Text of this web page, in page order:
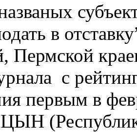
в
Пермской
с
первым в